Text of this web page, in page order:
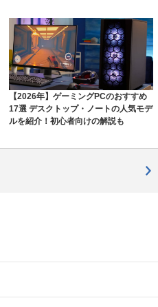
【2026年】ゲーミングPCのおすすめ
17選 デスクトップ・ノートの人気モデ
ルを紹介！初心者向けの解説も